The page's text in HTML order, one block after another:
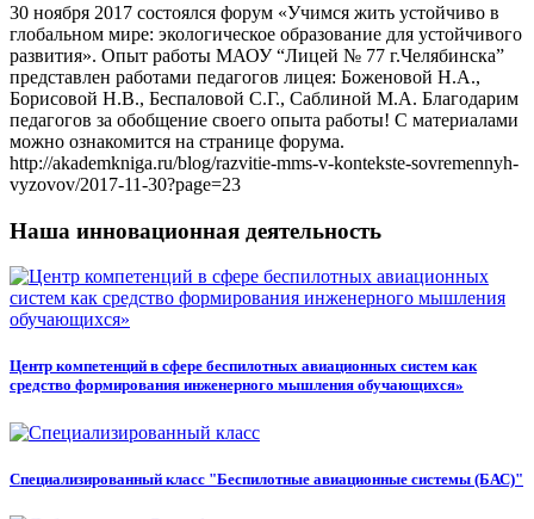
30 ноября 2017 состоялся форум «Учимся жить устойчиво в
глобальном мире: экологическое образование для устойчивого
развития». Опыт работы МАОУ“Лицей № 77 г.Челябинска”
представлен работами педагогов лицея: Боженовой Н.А.,
Борисовой Н.В., Беспаловой С.Г., Саблиной М.А. Благодарим
педагогов за обобщение своего опыта работы! С материалами
можно ознакомится на странице форума.
http://akademkniga.ru/blog/razvitie-mms-v-kontekste-sovremennyh-
vyzovov/2017-11-30?page=23
Наша инновационная деятельность
Центр компетенций в сфере беспилотных авиационных систем как
средство формирования инженерного мышления обучающихся»
Специализированный класс "Беспилотные авиационные системы (БАС)"